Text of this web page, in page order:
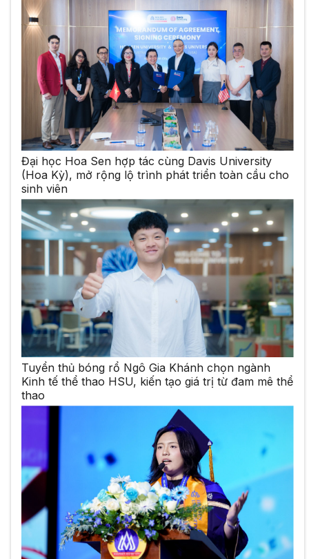
Đại học Hoa Sen hợp tác cùng Davis University
(Hoa Kỳ), mở rộng lộ trình phát triển toàn cầu cho
sinh viên
Tuyển thủ bóng rổ Ngô Gia Khánh chọn ngành
Kinh tế thể thao HSU, kiến tạo giá trị từ đam mê thể
thao